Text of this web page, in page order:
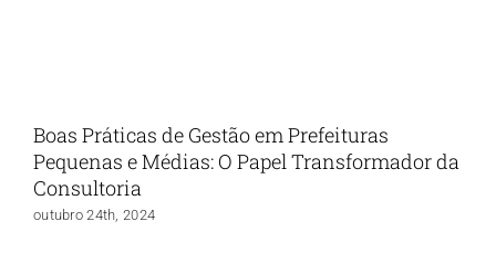
Boas Práticas de Gestão em Prefeituras
Pequenas e Médias: O Papel Transformador da
Consultoria
outubro 24th, 2024